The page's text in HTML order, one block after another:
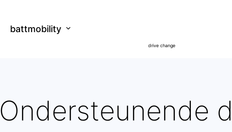
battmobility
drive change
Ondersteunende